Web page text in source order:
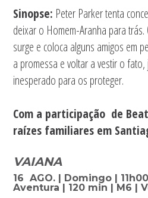
Sinopse: Peter Parker tenta
deixar o Homem-Aranha para
surge e coloca alguns amigos em
a promessa e voltar a vestir o
inesperado para os proteger.
Com a participação de
raízes familiares em
VAIANA
16 AGO. | Domingo |
Aventura | 120 min | M6 |